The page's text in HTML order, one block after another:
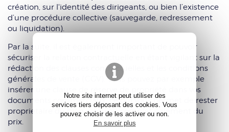
Notre site internet peut utiliser des
services tiers déposant des cookies. Vous
pouvez choisir de les activer ou non.
En savoir plus
création, sur l'identité des dirigeants, ou bien l’existence
d’une procédure collective (sauvegarde, redressement
ou liquidation).
Par la suite, il est également important de pouvoir
sécuriser la relation contractuelle en étant vigilant sur la
rédaction des clauses contractuelles et les conditions
générales de vente (CGV). Vous pouvez par exemple
insérer une clause de réserve de propriété dans vos
documents commerciaux, ce qui vous permet de rester
propriétaire du bien jusqu’au complet paiement du
prix.